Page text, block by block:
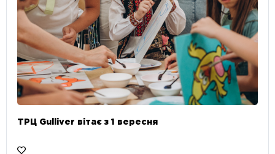
ТРЦ Gulliver вітає з 1 вересня